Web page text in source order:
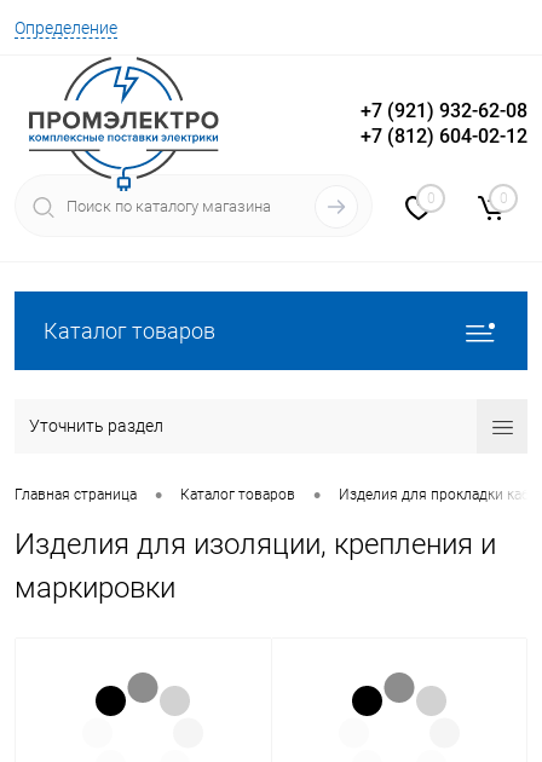
Определение
Вход Регистрация
+7 (921) 932-62-08
+7 (812) 604-02-12
0 0
Каталог товаров
Уточнить раздел
Главная страница • Каталог товаров • Изделия для прокладки
Изделия для изоляции, крепления и
маркировки